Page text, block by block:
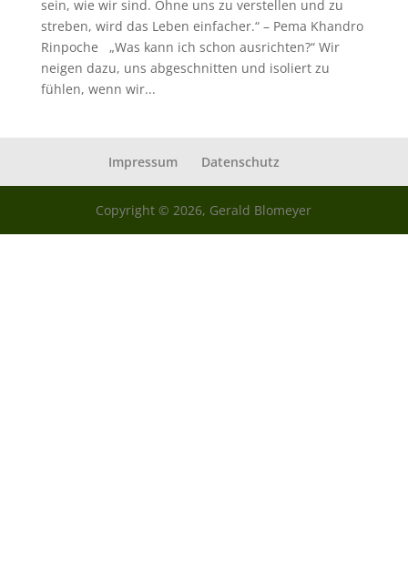
sein, wie wir sind. Ohne uns zu verstellen und zu
streben, wird das Leben einfacher.“ – Pema Khandro
Rinpoche „Was kann ich schon ausrichten?“ Wir
neigen dazu, uns abgeschnitten und isoliert zu
fühlen, wenn wir...
Impressum Datenschutz
Copyright © 2026, Gerald Blomeyer